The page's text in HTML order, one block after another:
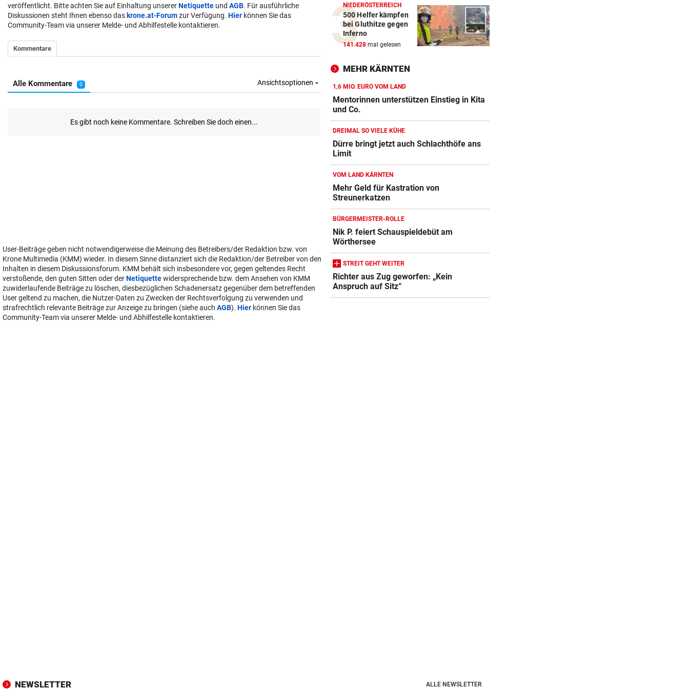
veröffentlicht. Bitte achten Sie auf Einhaltung unsererNetiquette und AGB. Für ausführliche
Diskussionen steht Ihnen ebenso das krone.at-Forumzur Verfügung. Hier können Sie das
Community-Team via unserer Melde- und Abhilfestelle kontaktieren.
User-Beiträge geben nicht notwendigerweise die Meinung des Betreibers/der Redaktion bzw. von
Krone Multimedia (KMM) wieder. In diesem Sinne distanziert sich die Redaktion/der Betreiber von den
Inhalten in diesem Diskussionsforum. KMM behält sich insbesondere vor, gegen geltendes Recht
verstoßende, den guten Sitten oder derNetiquettewidersprechende bzw. dem Ansehen von KMM
zuwiderlaufende Beiträge zu löschen, diesbezüglichen Schadenersatz gegenüber dem betreffenden
User geltend zu machen, die Nutzer-Daten zu Zwecken der Rechtsverfolgung zu verwenden und
strafrechtlich relevante Beiträge zur Anzeige zu bringen (siehe auch AGB). Hier können Sie das
Community-Team via unserer Melde- und Abhilfestelle kontaktieren.
NIEDERÖSTERREICH
500 Helfer kämpfen
bei Gluthitze gegen
Inferno
141.428 mal gelesen
MEHR KÄRNTEN
1,6 MIO. EURO VOM LAND
Mentorinnen unterstützen Einstieg in Kita
und Co.
DREIMAL SO VIELE KÜHE
Dürre bringt jetzt auch Schlachthöfe ans
Limit
VOM LAND KÄRNTEN
Mehr Geld für Kastration von
Streunerkatzen
BÜRGERMEISTER-ROLLE
Nik P. feiert Schauspieldebüt am
Wörthersee
STREIT GEHT WEITER
Richter aus Zug geworfen: „Kein
Anspruch auf Sitz“
NEWSLETTER ALLE NEWSLETTER